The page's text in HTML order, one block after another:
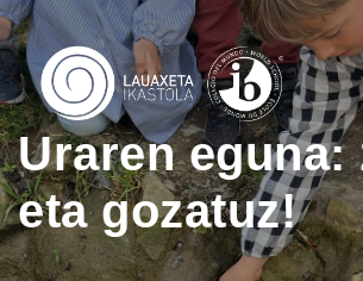
Uraren eguna:
eta gozatuz!